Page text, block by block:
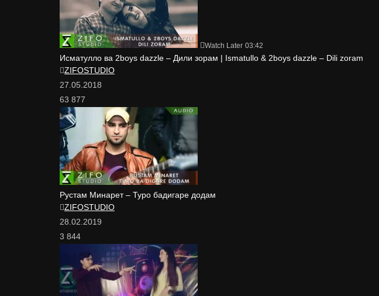
Watch Later 03:42
Исматулло ва 2boys dazzle – Дили зорам | Ismatullo & 2boys dazzle – Dili zoram
ZIFOSTUDIO
27.05.2018
63 877
Рустам Минарет – Туро бадигаре додам
ZIFOSTUDIO
28.02.2019
3 844